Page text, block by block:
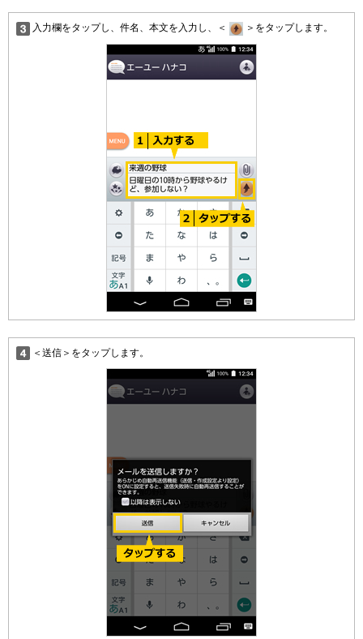
入力欄をタップし、件名、本文を入力し、＜ ＞をタップします。
＜送信＞をタップします。